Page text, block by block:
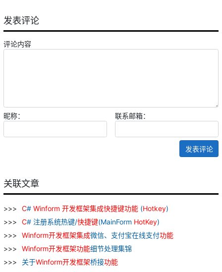
发表评论
评论内容
昵称： 联系邮箱：
发表评论
关联文章
C# Winform 开发框架集成快捷键功能 (Hotkey)
C# 注册系统热键/快捷键(MainForm HotKey)
Winform开发框架集成微信、支付宝在线支付功能
Winform开发框架功能细节处理集锦
关于Winform开发框架桥接功能